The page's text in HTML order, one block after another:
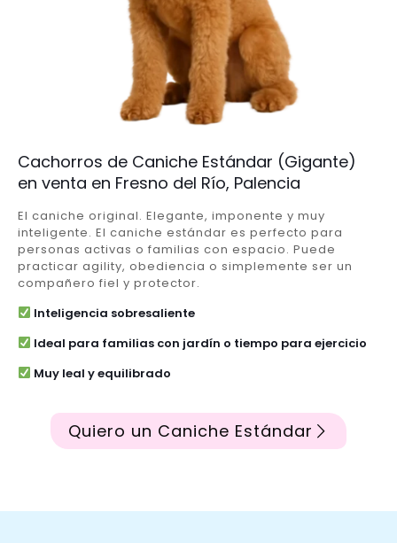
Cachorros de Caniche Estándar (Gigante)
en venta en Fresno del Río, Palencia
El caniche original. Elegante, imponente y muy
inteligente. El caniche estándar es perfecto para
personas activas o familias con espacio. Puede
practicar agility, obediencia o simplemente ser un
compañero fiel y protector.
Inteligencia sobresaliente
Ideal para familias con jardín o tiempo para ejercicio
Muy leal y equilibrado
Quiero un Caniche Estándar